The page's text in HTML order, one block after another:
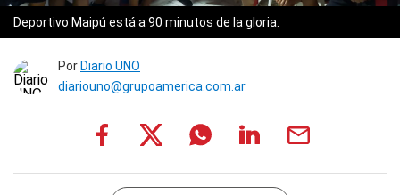
Deportivo Maipú está a 90 minutos de la gloria.
Por Diario UNO
diariouno@grupoamerica.com.ar